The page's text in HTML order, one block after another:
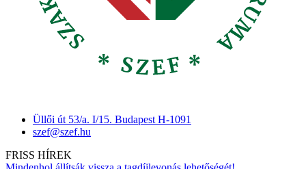
Üllői út 53/a. I/15. Budapest H-1091
szef@szef.hu
FRISS HÍREK